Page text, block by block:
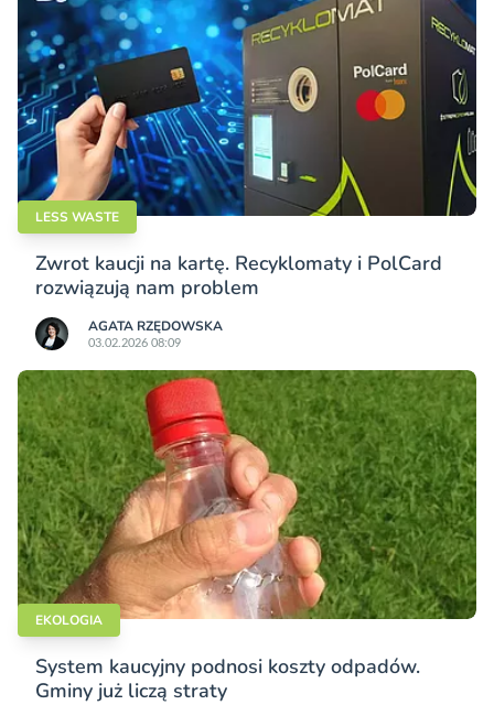
LESS WASTE
Zwrot kaucji na kartę. Recyklomaty i PolCard
rozwiązują nam problem
AGATA RZĘDOWSKA
03.02.2026 08:09
EKOLOGIA
System kaucyjny podnosi koszty odpadów.
Gminy już liczą straty